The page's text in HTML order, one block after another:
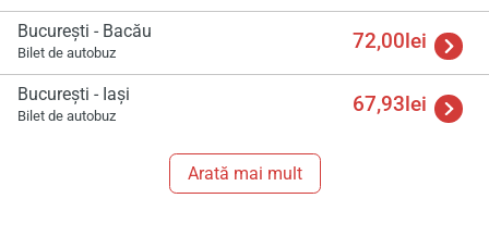
București - Bacău
Bilet de autobuz 72,00lei
București - Iași
Bilet de autobuz 67,93lei
Arată mai mult